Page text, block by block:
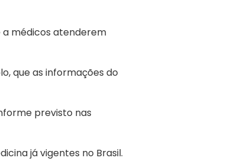
a médicos atenderem
que as informações do
previsto nas
já vigentes no Brasil.